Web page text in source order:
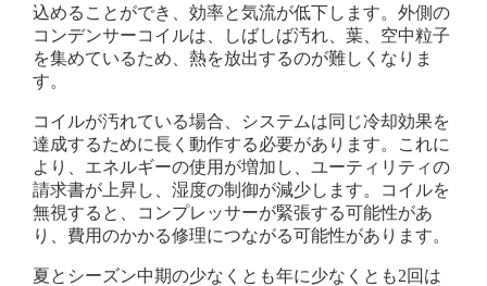
込めることができ、効率と気流が低下します。外側の
コンデンサーコイルは、しばしば汚れ、葉、空中粒子
を集めているため、熱を放出するのが難しくなりま
す。
コイルが汚れている場合、システムは同じ冷却効果を
達成するために長く動作する必要があります。これに
より、エネルギーの使用が増加し、ユーティリティの
請求書が上昇し、湿度の制御が減少します。コイルを
無視すると、コンプレッサーが緊張する可能性があ
り、費用のかかる修理につながる可能性があります。
夏とシーズン中期の少なくとも年に少なくとも2回は